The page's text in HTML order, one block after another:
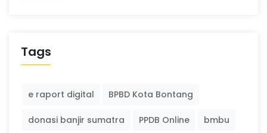
Tags
e raport digital BPBD Kota Bontang
donasi banjir sumatra PPDB Online bmbu